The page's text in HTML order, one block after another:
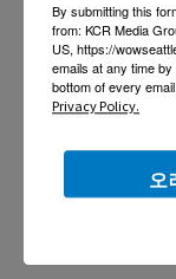
더보기 >>
By submitting this
from: KCR Media
US, https://
emails at any time
bottom of every email.
Privacy Policy.
오